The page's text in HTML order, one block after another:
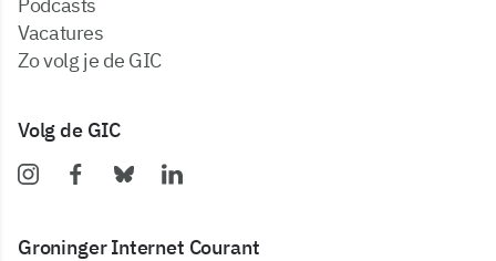
vacatures
zo volg je de GIC
Volg de GIC
Groninger Internet Courant